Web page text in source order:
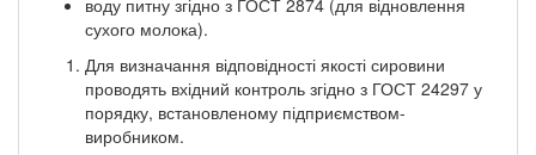
сухого молока).
Для визначання відповідності якості сировини
проводять вхідний контроль згідно з ГОСТ 24297 у
порядку, встановленому підприємством-
виробником.